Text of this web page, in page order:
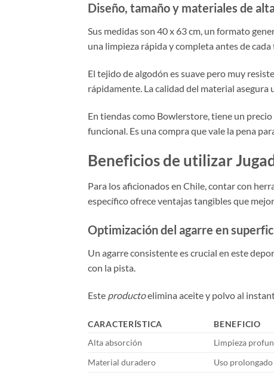
Diseño, tamaño y materiales de
Sus medidas son 40 x 63 cm, un formato
una limpieza rápida y completa antes de
El tejido de algodón es suave pero muy
rápidamente. La calidad del material asegura
En tiendas como Bowlerstore, tiene un
funcional. Es una compra que vale la pena
Beneficios de utilizar
Para los aficionados en Chile, contar con
específico ofrece ventajas tangibles que
Optimización del agarre en
Un agarre consistente es crucial en este
con la pista.
Este productoelimina aceite y polvo al
CARACTERÍSTICA BENEFICIO
Alta absorción
Limpieza
Material duradero
Uso prolongado